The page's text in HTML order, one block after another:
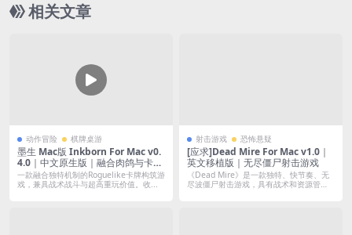
相关文章
动作冒险 棋牌桌游
墨生 Mac版 Inkborn For Mac v0.
4.0｜中文原生版｜融合肉鸽与卡牌
构筑的独特游戏
一款融合独特机制的Roguelike卡牌构筑游
戏，兼具战术战斗与超高重玩价值。收...
射击游戏 恐怖悬疑
[应求]Dead Mire For Mac v1.0｜
英文移植版｜无尽僵尸射击游戏
《Dead Mire》是一款独特、快节奏、无
尽波僵尸射击游戏，具有战术和资源管